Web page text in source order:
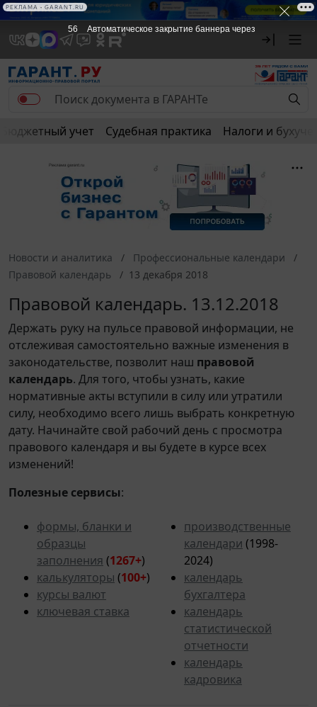
Бюджетный учет Судебная практика Налоги и
Новости и аналитика
Профессиональные календари
Правовой календарь
13 декабря 2018
Правовой календарь. 13.12.2018
Держать руку на пульсе правовой информации, не
отслеживая самостоятельно важные изменения в
законодательстве, позволит наш правовой
календарь. Для того, чтобы узнать, какие
нормативные акты вступили в силу или утратили
силу, необходимо всего лишь выбрать конкретную
дату. Начинайте свой рабочий день с просмотра
правового календаря и вы будете в курсе всех
изменений!
Полезные сервисы:
формы, бланки и
образцы
заполнения (1267+)
калькуляторы (100+)
курсы валют
ключевая ставка
производственные
календари (1998-
2024)
календарь
бухгалтера
календарь
статистической
отчетности
календарь
кадровика
56 Автоматическое закрытие баннера через
РЕКЛАМА • GARANT.RU